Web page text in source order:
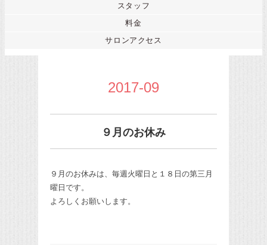
スタッフ
料金
サロンアクセス
2017-09
９月のお休み
９月のお休みは、毎週火曜日と１８日の第三月
曜日です。
よろしくお願いします。